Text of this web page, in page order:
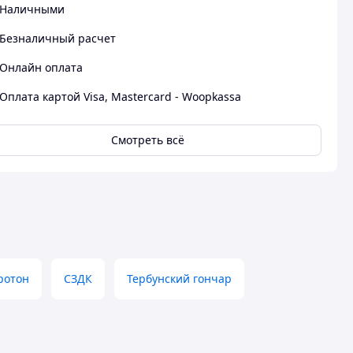
Наличными
Безналичный расчет
Онлайн оплата
Оплата картой Visa, Mastercard - Woopkassa
Смотреть всё
СЗДК Тербунский гончар